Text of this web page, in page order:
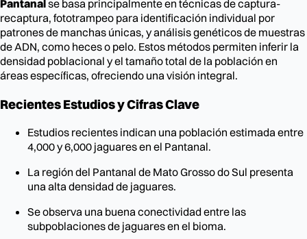
Pantanalse basa principalmente en técnicas de captura-
recaptura, fototrampeo para identificación individual por
patrones de manchas únicas, y análisis genéticos de muestras
de ADN, como heces o pelo. Estos métodos permiten inferir la
densidad poblacional y el tamaño total de la población en
áreas específicas, ofreciendo una visión integral.
Recientes Estudios y Cifras Clave
Estudios recientes indican una población estimada entre
4,000 y 6,000 jaguares en el Pantanal.
La región del Pantanal de Mato Grosso do Sul presenta
una alta densidad de jaguares.
Se observa una buena conectividad entre las
subpoblaciones de jaguares en el bioma.